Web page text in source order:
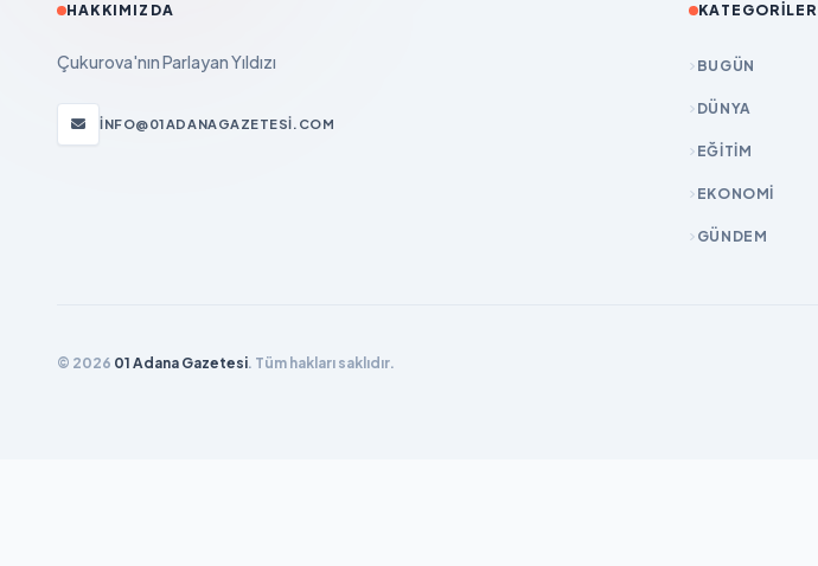
HAKKIMIZDA
Çukurova'nın Parlayan Yıldızı
INFO@01ADANAGAZETESI.COM
KATEGORILER
BUGÜN
DÜNYA
EĞİTİM
EKONOMİ
GÜNDEM
© 2026 01 Adana Gazetesi. Tüm hakları saklıdır.